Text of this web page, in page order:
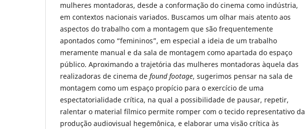
mulheres montadoras, desde a conformação do cinema como indústria,
em contextos nacionais variados. Buscamos um olhar mais atento aos
aspectos do trabalho com a montagem que são frequentemente
apontados como “femininos”, em especial a ideia de um trabalho
meramente manual e da sala de montagem como apartada do espaço
público. Aproximando a trajetória das mulheres montadoras àquela das
realizadoras de cinema de found footage, sugerimos pensar na sala de
montagem como um espaço propício para o exercício de uma
espectatorialidade crítica, na qual a possibilidade de pausar, repetir,
ralentar o material fílmico permite romper com o tecido representativo da
produção audiovisual hegemônica, e elaborar uma visão crítica às